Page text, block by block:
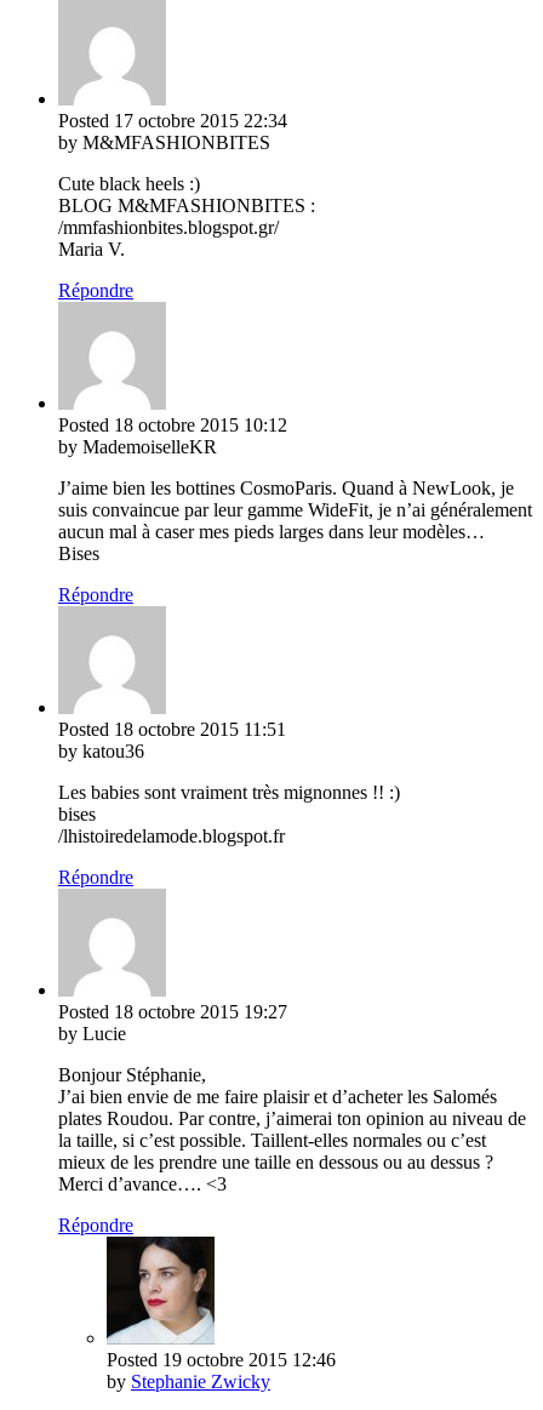
Posted 17 octobre 2015 22:34
by M&MFASHIONBITES
Cute black heels :)
BLOG M&MFASHIONBITES :
/mmfashionbites.blogspot.gr/
Maria V.
Répondre
Posted 18 octobre 2015 10:12
by MademoiselleKR
J’aime bien les bottines CosmoParis. Quand à NewLook, je
suis convaincue par leur gamme WideFit, je n’ai généralement
aucun mal à caser mes pieds larges dans leur modèles…
Bises
Répondre
Posted 18 octobre 2015 11:51
by katou36
Les babies sont vraiment très mignonnes !! :)
bises
/lhistoiredelamode.blogspot.fr
Répondre
Posted 18 octobre 2015 19:27
by Lucie
Bonjour Stéphanie,
J’ai bien envie de me faire plaisir et d’acheter les Salomés
plates Roudou. Par contre, j’aimerai ton opinion au niveau de
la taille, si c’est possible. Taillent-elles normales ou c’est
mieux de les prendre une taille en dessous ou au dessus ?
Merci d’avance…. <3
Répondre
Posted 19 octobre 2015 12:46
by Stephanie Zwicky